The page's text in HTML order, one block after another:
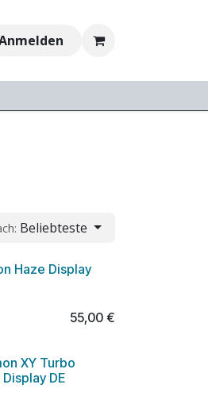
Beliebteste
Haze Display
55,00€
XY Turbo
DE